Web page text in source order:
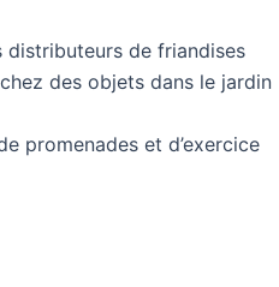
distributeurs de friandises
des objets dans le jardin
promenades et d’exercice